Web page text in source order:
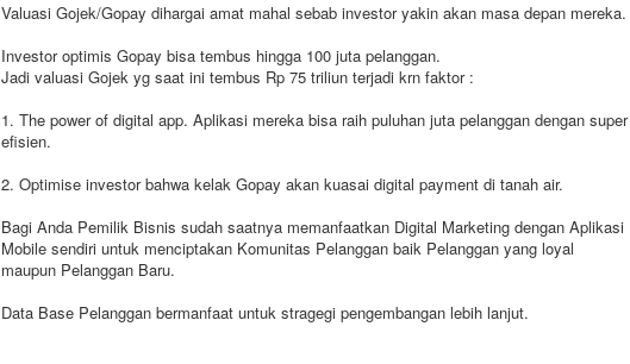
Valuasi Gojek/Gopay dihargai amat mahal sebab investor yakin akan masa depan mereka.
Investor optimis Gopay bisa tembus hingga 100 juta pelanggan.
Jadi valuasi Gojek yg saat ini tembus Rp 75 triliun terjadi krn faktor :
1. The power of digital app. Aplikasi mereka bisa raih puluhan juta pelanggan dengan super
efisien.
2. Optimise investor bahwa kelak Gopay akan kuasai digital payment di tanah air.
Bagi Anda Pemilik Bisnis sudah saatnya memanfaatkan Digital Marketing dengan Aplikasi
Mobile sendiri untuk menciptakan Komunitas Pelanggan baik Pelanggan yang loyal
maupun Pelanggan Baru.
Data Base Pelanggan bermanfaat untuk stragegi pengembangan lebih lanjut.